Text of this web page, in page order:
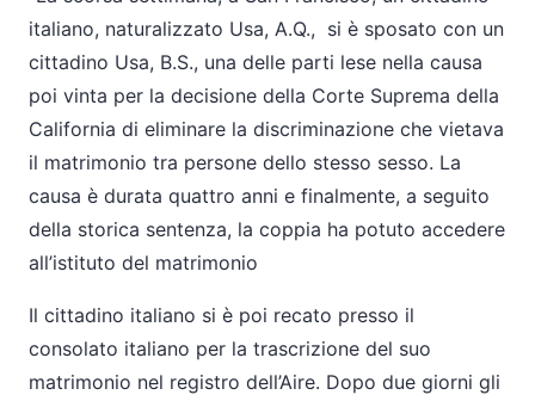
italiano, naturalizzato Usa, A.Q., si è sposato con un
cittadino Usa, B.S., una delle parti lese nella causa
poi vinta per la decisione della Corte Suprema della
California di eliminare la discriminazione che vietava
il matrimonio tra persone dello stesso sesso. La
causa è durata quattro anni e finalmente, a seguito
della storica sentenza, la coppia ha potuto accedere
all’istituto del matrimonio
Il cittadino italiano si è poi recato presso il
consolato italiano per la trascrizione del suo
matrimonio nel registro dell’Aire. Dopo due giorni gli